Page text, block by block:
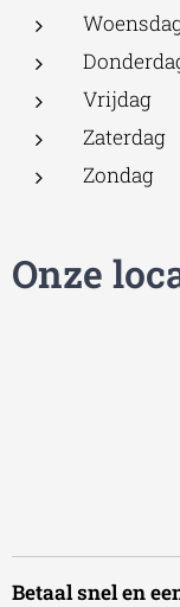
Vrijdag
Onze
Betaal snel